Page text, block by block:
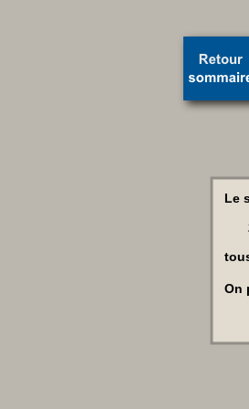
Le
On